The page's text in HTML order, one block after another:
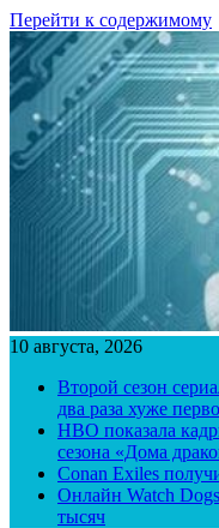
Перейти к содержимому
10 августа, 2026
Второй сезон
два раза хуже
HBO показала
сезона «Дома
Conan Exiles
Онлайн Watch
тысяч